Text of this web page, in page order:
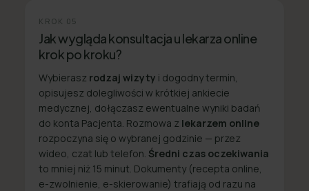
KROK 05
Jak wygląda konsultacja u lekarza online
krok po kroku?
Wybierasz rodzaj wizyty i dogodny termin,
opisujesz dolegliwości w krótkiej ankiecie
medycznej, dołączasz ewentualne wyniki badań
do konta Pacjenta. Rozmowa z lekarzem online
rozpoczyna się o wybranej godzinie — przez
wideo, czat lub telefon. Średni czas oczekiwania
to mniej niż 15 minut. Dokumenty (recepta online,
e-zwolnienie, e-skierowanie) trafiają od razu na